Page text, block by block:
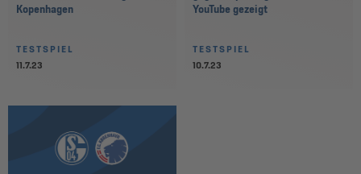
Kopenhagen
TESTSPIEL
11.7.23
YouTube gezeigt
TESTSPIEL
10.7.23